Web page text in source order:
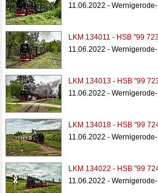
11.06.2022 -
LKM 134011 - HSB "99
11.06.2022 -
LKM 134013 - HSB "99
11.06.2022 -
LKM 134018 - HSB "99
11.06.2022 -
LKM 134022 - HSB "99
11.06.2022 -